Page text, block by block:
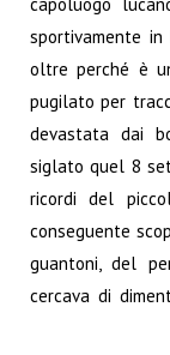
sportivamente
oltre perché è
pugilato per
devastata dai
siglato quel 8
ricordi del
conseguente
guantoni, del
cercava di